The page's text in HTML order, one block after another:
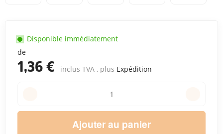
de
1,36 € inclus TVA , plus Expédition
Disponible immédiatement
Ajouter au panier